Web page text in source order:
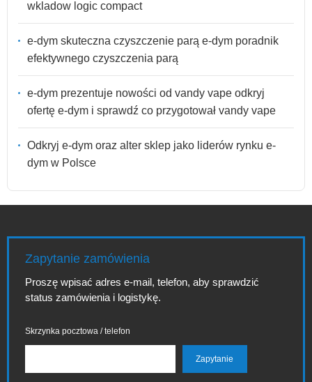
wkladow logic compact
e-dym skuteczna czyszczenie parą e-dym poradnik
efektywnego czyszczenia parą
e-dym prezentuje nowości od vandy vape odkryj
ofertę e-dym i sprawdź co przygotował vandy vape
Odkryj e-dym oraz alter sklep jako liderów rynku e-
dym w Polsce
Zapytanie zamówienia
Proszę wpisać adres e-mail, telefon, aby sprawdzić
status zamówienia i logistykę.
Skrzynka pocztowa / telefon